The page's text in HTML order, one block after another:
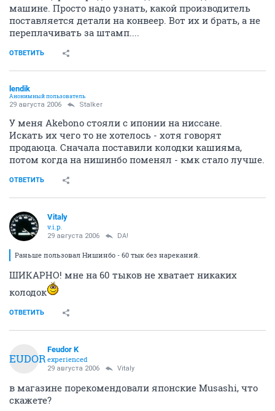
машине. Просто надо узнать, какой производитель
поставляется детали на конвеер. Вот их и брать, а не
переплачивать за штамп....
ОТВЕТИТЬ
lendik
Анонимный пользователь
29 августа 2006 Stalker
У меня Akebono стояли с ипонии на ниссане.
Искать их чего то не хотелось - хотя говорят
продаюца. Сначала поставили колодки кашияма,
потом когда на нишинбо поменял - кмк стало лучше.
ОТВЕТИТЬ
Vitaly
v.i.p.
29 августа 2006 DA!
Раньше пользовал Нишинбо - 60 тык без нареканий.
ШИКАРНО! мне на 60 тыков не хватает никаких
колодок
ОТВЕТИТЬ
FEUDOR
Feudor K
experienced
29 августа 2006 Vitaly
в магазине порекомендовали японские Musashi, что
скажете?